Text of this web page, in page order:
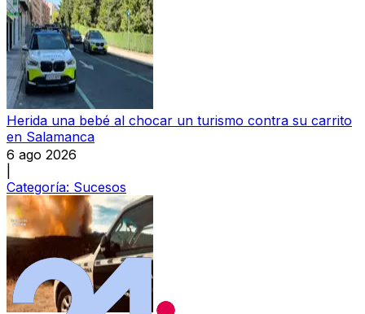
Herida una bebé al chocar un turismo contra su carrito
en Salamanca
6 ago 2026
Categoría: Sucesos